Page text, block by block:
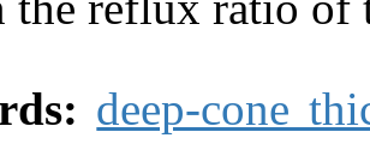
deep-cone